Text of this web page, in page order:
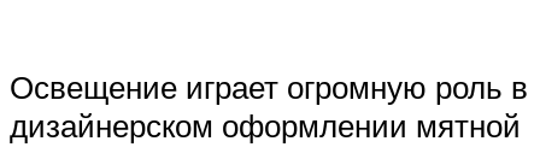
Освещение играет огромную роль в
дизайнерском оформлении мятной